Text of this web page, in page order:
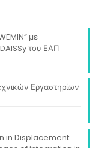
με
του ΕΑΠ
Εργαστηρίων
in Displacement: